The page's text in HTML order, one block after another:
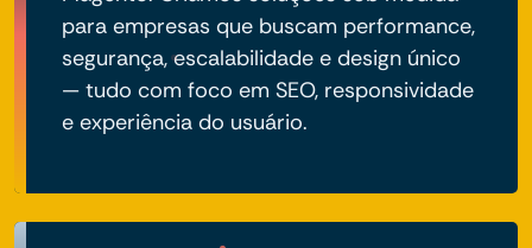
para empresas que buscam performance,
segurança, escalabilidade e design único
— tudo com foco em SEO, responsividade
e experiência do usuário.